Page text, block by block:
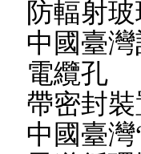
防輻射
中國臺
電纜孔
帶密封
中國臺